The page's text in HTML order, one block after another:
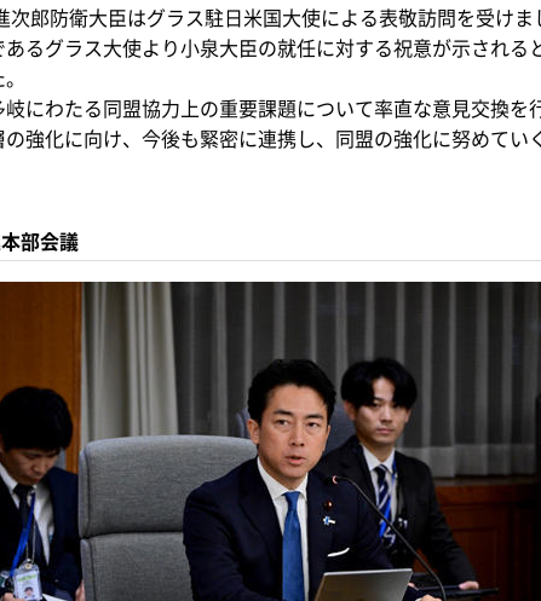
次郎防衛大臣はグラス駐日米国大使による表敬訪問を受けま
るグラス大使より小泉大臣の就任に対する祝意が示される
岐にわたる同盟協力上の重要課題について率直な意見交換を
強化に向け、今後も緊密に連携し、同盟の強化に努めてい
部会議